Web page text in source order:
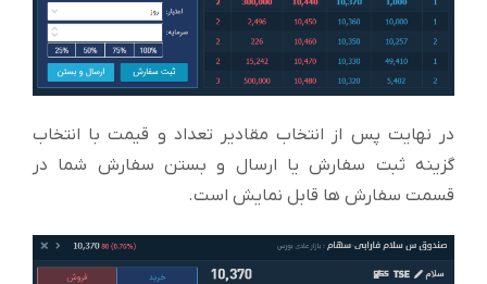
در نهایت پس از انتخاب مقادیر تعداد و قیمت با انتخاب
گزینه ثبت سفارش یا ارسال و بستن سفارش شما در
قسمت سفارش ها قابل نمایش است.